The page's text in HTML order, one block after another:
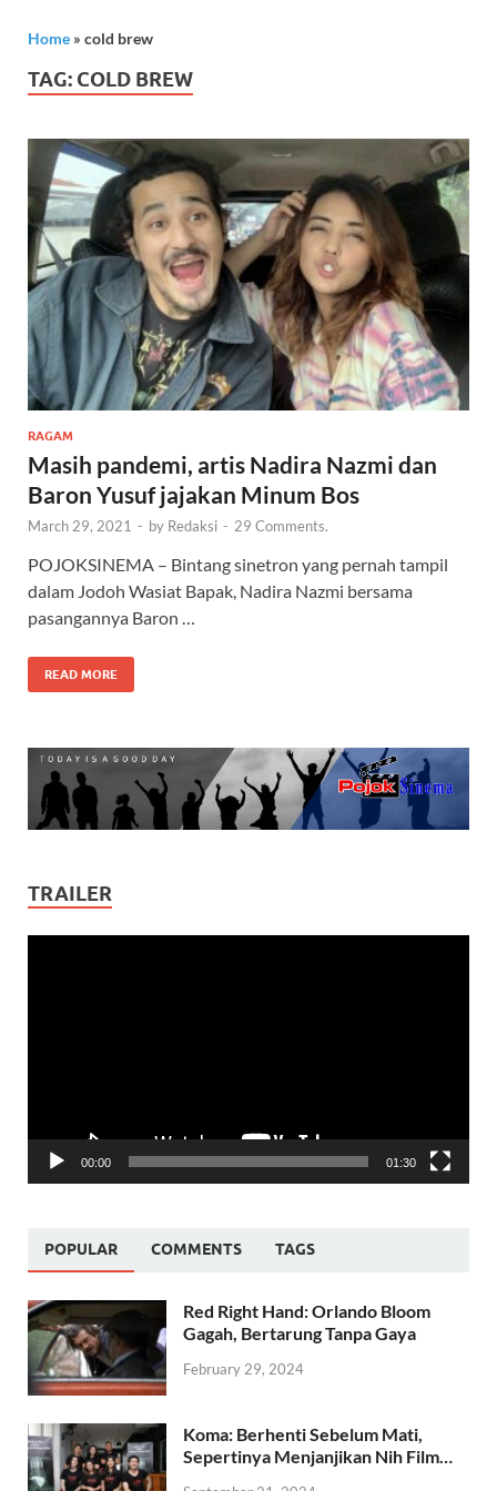
Home » cold brew
TAG: COLD BREW
RAGAM
Masih pandemi, artis Nadira Nazmi dan
Baron Yusuf jajakan Minum Bos
March 29, 2021 - by Redaksi - 29 Comments.
POJOKSINEMA – Bintang sinetron yang pernah tampil
dalam Jodoh Wasiat Bapak, Nadira Nazmi bersama
pasangannya Baron …
READ MORE
TRAILER
00:00 01:30
POPULAR COMMENTS TAGS
Red Right Hand: Orlando Bloom
Gagah, Bertarung Tanpa Gaya
February 29, 2024
Koma: Berhenti Sebelum Mati,
Sepertinya Menjanjikan Nih Film…